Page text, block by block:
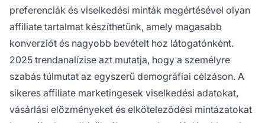
preferenciák és viselkedési minták megértésével olyan
affiliate tartalmat készíthetünk, amely magasabb
konverziót és nagyobb bevételt hoz látogatónként.
2025 trendanalízise azt mutatja, hogy a személyre
szabás túlmutat az egyszerű demográfiai célzáson. A
sikeres affiliate marketingesek viselkedési adatokat,
vásárlási előzményeket és elköteleződési mintázatokat